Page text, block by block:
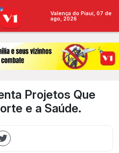
Valença do Piauí, 07 de
ago, 2026
Projetos Que
e a Saúde.